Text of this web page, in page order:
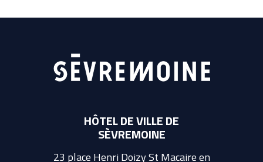
HÔTEL DE VILLE DE
SÈVREMOINE
23 place Henri Doizy St Macaire en